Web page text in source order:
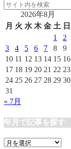
テ
リ
2026年8月
月 火 水 木 金 土 日
1
2
3
4 5 6 7 8
9
10 11 12 13 14 15 16
17 18 19 20 21 22 23
24 25 26 27 28 29 30
31
« 7月
年月で記事を探す
年